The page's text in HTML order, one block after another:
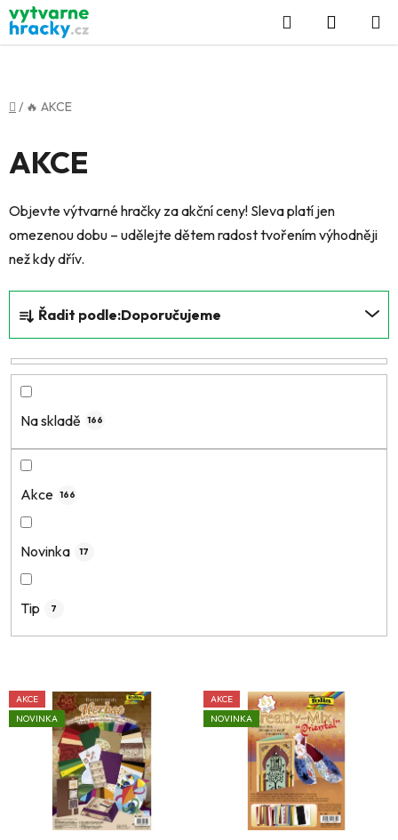
Přejít
na
obsah
Hledat
KOŠÍK
Domů
/ 🔥 AKCE
AKCE
Objevte výtvarné hračky za akční ceny! Sleva platí jen
omezenou dobu – udělejte dětem radost tvořením výhodněji
než kdy dřív.
a
z
e
Řadit podle:Doporučujeme
Na skladě 166
Akce 166
Novinka 17
Tip 7
V
ý
AKCE
NOVINKA
AKCE
NOVINKA